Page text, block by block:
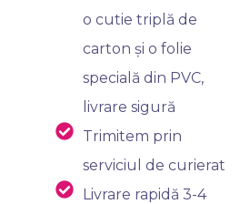
o cutie triplă de
carton și o folie
specială din PVC,
livrare sigură
Trimitem prin
serviciul de curierat
Livrare rapidă 3-4